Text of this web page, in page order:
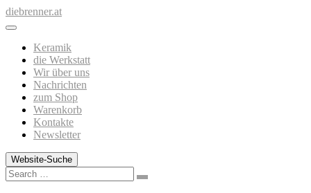
Zum
Inhalt
diebrenner.at
Keramik
die Werkstatt
Wir über uns
Nachrichten
zum Shop
Warenkorb
Kontakte
Newsletter
Website-Suche
Search